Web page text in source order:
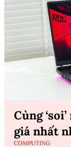
Cùng
giá nhất
COMPUTING